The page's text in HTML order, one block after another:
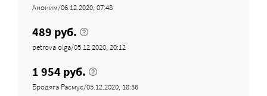
Аноним/06.12.2020, 07:48
489 руб.
petrova olga/05.12.2020, 20:12
1 954 руб.
Бродяга Расмус/05.12.2020, 18:36